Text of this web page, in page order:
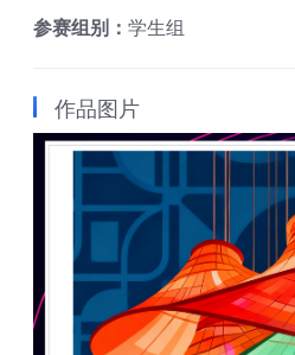
参赛组别： 学生组
作品图片